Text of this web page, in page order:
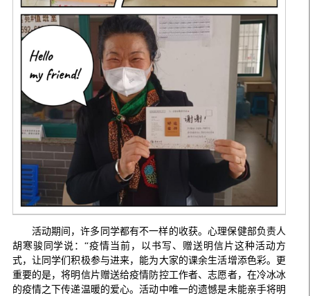
活动期间，许多同学都有不一样的收获。心理保健部负责人
胡寒骏同学说：“疫情当前，以书写、赠送明信片这种活动方
式，让同学们积极参与进来，能为大家的课余生活增添色彩。更
重要的是，将明信片赠送给疫情防控工作者、志愿者，在冷冰冰
的疫情之下传递温暖的爱心。活动中唯一的遗憾是未能亲手将明